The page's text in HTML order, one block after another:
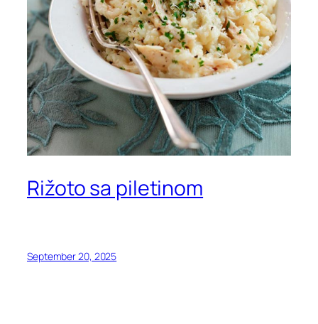
Rižoto sa piletinom
September 20, 2025